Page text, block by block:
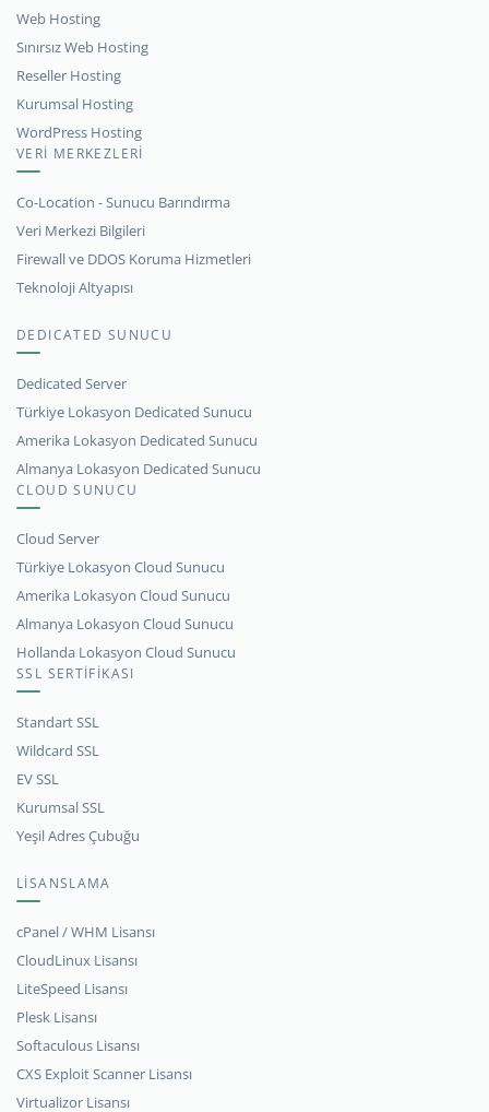
Web Hosting
Sınırsız Web Hosting
Reseller Hosting
Kurumsal Hosting
WordPress Hosting
VERİ MERKEZLERİ
Co-Location - Sunucu Barındırma
Veri Merkezi Bilgileri
Firewall ve DDOS Koruma Hizmetleri
Teknoloji Altyapısı
DEDICATED SUNUCU
Dedicated Server
Türkiye Lokasyon Dedicated Sunucu
Amerika Lokasyon Dedicated Sunucu
Almanya Lokasyon Dedicated Sunucu
CLOUD SUNUCU
Cloud Server
Türkiye Lokasyon Cloud Sunucu
Amerika Lokasyon Cloud Sunucu
Almanya Lokasyon Cloud Sunucu
Hollanda Lokasyon Cloud Sunucu
SSL SERTİFİKASI
Standart SSL
Wildcard SSL
EV SSL
Kurumsal SSL
Yeşil Adres Çubuğu
LİSANSLAMA
cPanel / WHM Lisansı
CloudLinux Lisansı
LiteSpeed Lisansı
Plesk Lisansı
Softaculous Lisansı
CXS Exploit Scanner Lisansı
Virtualizor Lisansı